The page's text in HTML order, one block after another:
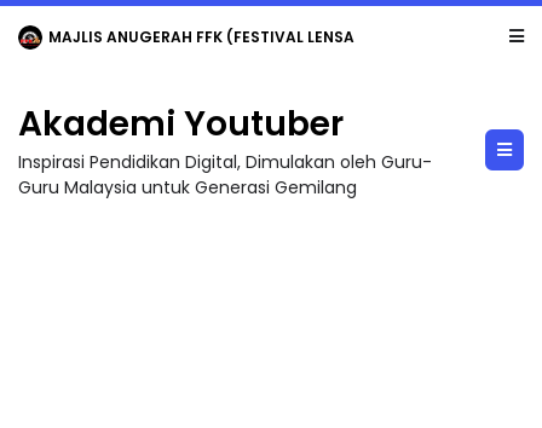
MAJLIS ANUGERAH FFK (FESTIVAL LENSA PENDIDIKAN - FLeP) 2026
Akademi Youtuber
Inspirasi Pendidikan Digital, Dimulakan oleh Guru-
Guru Malaysia untuk Generasi Gemilang